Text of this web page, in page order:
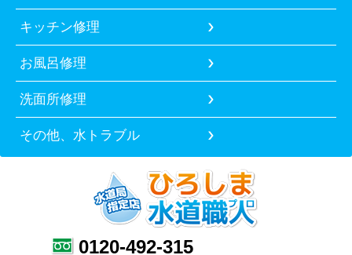
キッチン修理
お風呂修理
洗面所修理
その他、水トラブル
0120-492-315